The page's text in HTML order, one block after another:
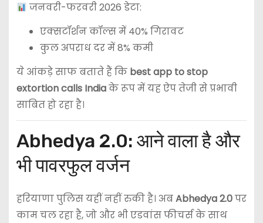
जनवरी-फरवरी 2026 डेटा:
एक्सटॉर्शन कॉल्स में 40% गिरावट
कुल अपराध दर में 8% कमी
ये आंकड़े साफ बताते हैं कि best app to stop
extortion calls Indiaके रूप में यह ऐप तेजी से प्रभावी
साबित हो रहा है।
Abhedya 2.0: आने वाला है और
भी पावरफुल वर्जन
हरियाणा पुलिस यहीं नहीं रुकी है। अबAbhedya 2.0पर
काम चल रहा है, जो और भी एडवांस फीचर्स के साथ